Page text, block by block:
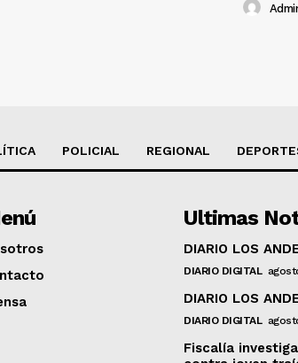
POLICIAL REGIONAL
Ultimas
DIARIO LOS
DIARIO DIGITAL
DIARIO LOS
DIARIO DIGITAL
Fiscalía